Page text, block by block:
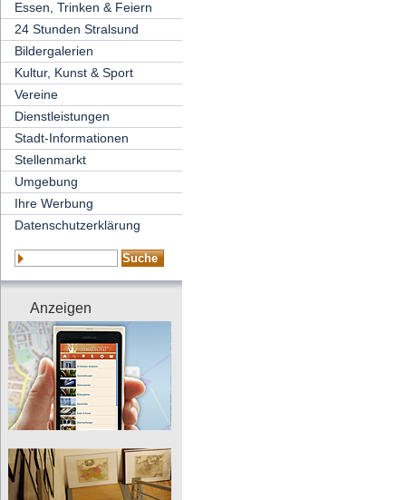
Essen, Trinken & Feiern
24 Stunden Stralsund
Bildergalerien
Kultur, Kunst & Sport
Vereine
Dienstleistungen
Stadt-Informationen
Stellenmarkt
Umgebung
Ihre Werbung
Datenschutzerklärung
Anzeigen